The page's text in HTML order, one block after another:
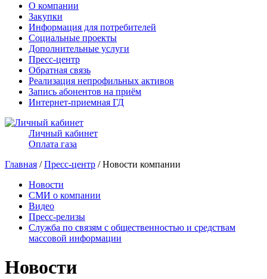
О компании
Закупки
Информация для потребителей
Социальные проекты
Дополнительные услуги
Пресс-центр
Обратная связь
Реализация непрофильных активов
Запись абонентов на приём
Интернет-приемная ГД
Личный кабинет
Оплата газа
Главная /Пресс-центр / Новости компании
Новости
СМИ о компании
Видео
Пресс-релизы
Служба по связям с общественностью и средствам
массовой информации
Новости